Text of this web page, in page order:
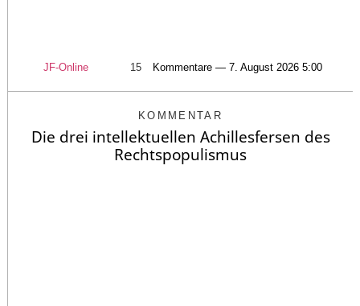
JF-Online 15 Kommentare — 7. August 2026 5:00
KOMMENTAR
Die drei intellektuellen Achillesfersen des
Rechtspopulismus